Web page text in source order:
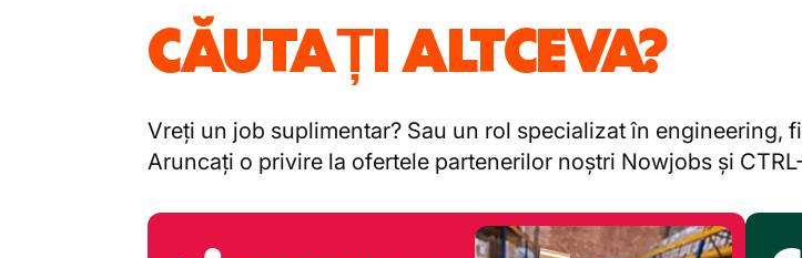
CĂUTAȚI ALTCEVA?
Vreți un job suplimentar? Sau un rol specializat în engineering,
Aruncați o privire la ofertele partenerilor noștri Nowjobs și